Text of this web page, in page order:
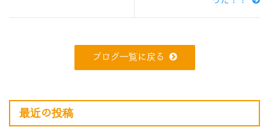
ブログ一覧に戻る
最近の投稿